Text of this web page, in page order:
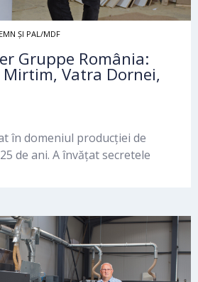
ȘI PAL/MDF
Gruppe România:
Vatra Dornei,
în domeniul producției de
de ani. A învățat secretele